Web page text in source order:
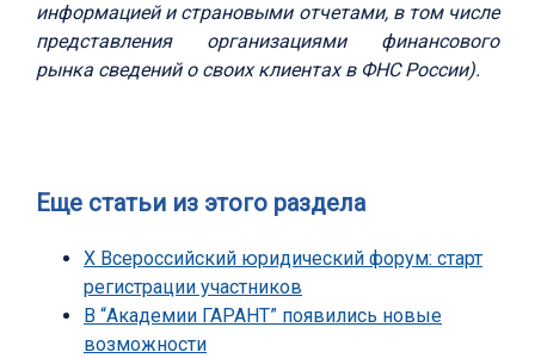
информацией и страновыми отчетами, в том числе
представления организациями финансового
рынка сведений о своих клиентах в ФНС России).
Еще статьи из этого раздела
X Всероссийский юридический форум: старт
регистрации участников
В “Академии ГАРАНТ” появились новые
возможности